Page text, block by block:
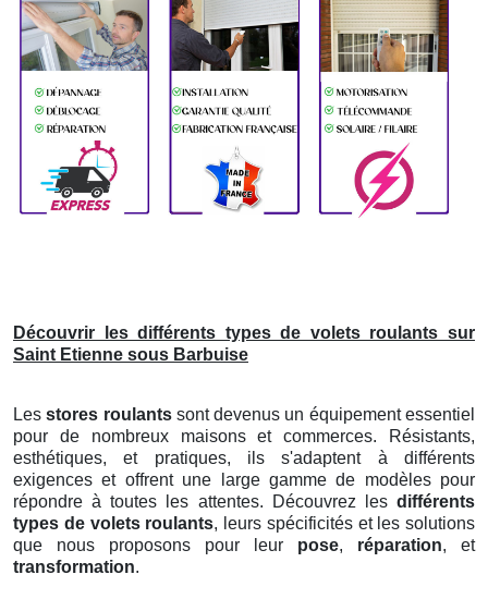
Découvrir les différents types de volets roulants sur
Saint Etienne sous Barbuise
Lesstores roulantssont devenus un équipement essentiel
pour de nombreux maisons et commerces. Résistants,
esthétiques, et pratiques, ils s'adaptent à différents
exigences et offrent une large gamme de modèles pour
répondre à toutes les attentes. Découvrez les différents
types de volets roulants, leurs spécificités et les solutions
que nous proposons pour leur pose, réparation, et
transformation.